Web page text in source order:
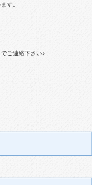
す。
ご連絡下さい♪